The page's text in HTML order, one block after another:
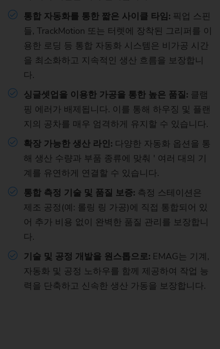
통합 자동화를 통한 짧은 사이클 타임: 픽업 스핀
들, TrackMotion 또는 터렛에 장착된 그리퍼를 이
용한 로딩 등 통합 자동화 시스템은 비가공 시간
을 최소화하고 지속적인 생산 흐름을 보장합니
다.
싱글셋업을 이용한 가공을 통한 높은 품질: 클램
핑 에러가 배제됩니다. 이를 통해 하우징 및 플랜
지의 공차를 매우 엄격하게 유지할 수 있습니다.
확장 가능한 생산 라인: 다양한 자동화 옵션을 통
해 생산 수량과 부품 종류에 맞춰 ' 여러 대의 기
계를 유연하게 연결할 수 있습니다.
통합 측정 기술 및 품질 보증: 측정 스테이션은
제조 공정(예: 롤링 링 가공)에 직접 통합되어 있
어 추가 비용 없이 완벽한 품질 관리를 보장합니
다.
기술 및 공정 개발을 원스톱으로: EMAG는 기계,
자동화 및 공정 노하우를 함께 제공하여 작업 능
력을 단축하고 신속한 생산 가동을 보장합니다.